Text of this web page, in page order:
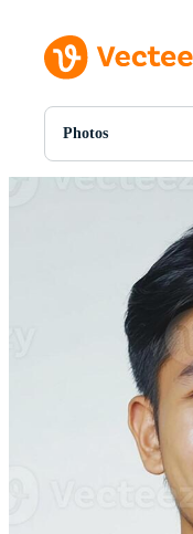
Photos
Toutes Images
Modèles
Vecteurs
Vidéos
Motion
Images
Événements